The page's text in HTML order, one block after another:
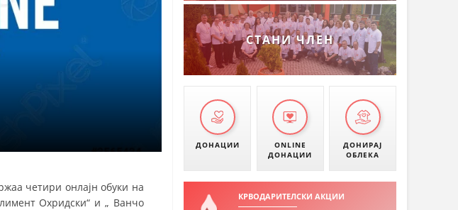
ТЕЛА
РАЗВОЈчетири онлаjн обуки на
Охридски“ и „ Ванчо
СТАНИ ЧЛЕН
ДОНАЦИИ
ONLINE
ДОНАЦИИ
ДОНИРАЈ
ОБЛЕКА
КРВОДАРИТЕЛСКИ АКЦИИ